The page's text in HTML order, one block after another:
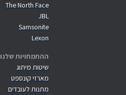
The North Face
JBL
Samsonite
Lexon
ההתמחויות שלנו
שיטות מיתוג
מארזי קונספט
מתנות לעובדים